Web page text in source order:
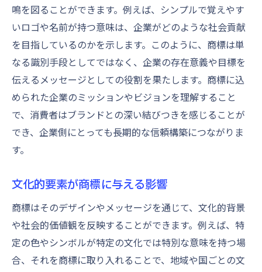
商標による企業アイデンティティの強化
商標の由来を知ることでブランド戦略を強化
由来のある商標がもたらす差別化効果
商標の歴史的背景を活かしたブランド構築
ブランド戦略における商標の位置付け
競争力を高めるための商標のストーリー性
商標の由来がブランド戦略に与える影響
信頼を生む商標の特性
商標によるブランド信頼の形成
消費者が商標に求める価値
商標が築く長期的な消費者関係
商標の信頼性を支える法的保護
鳴を図ることができます。例えば、シンプルで覚えやす
いロゴや名前が持つ意味は、企業がどのような社会貢献
を目指しているのかを示します。このように、商標は単
なる識別手段としてではなく、企業の存在意義や目標を
伝えるメッセージとしての役割を果たします。商標に込
められた企業のミッションやビジョンを理解すること
で、消費者はブランドとの深い結びつきを感じることが
でき、企業側にとっても長期的な信頼構築につながりま
す。
文化的要素が商標に与える影響
商標はそのデザインやメッセージを通じて、文化的背景
や社会的価値観を反映することができます。例えば、特
定の色やシンボルが特定の文化では特別な意味を持つ場
合、それを商標に取り入れることで、地域や国ごとの文